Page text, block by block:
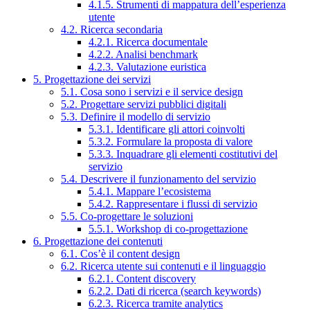
4.1.5. Strumenti di mappatura dell’esperienza
utente
4.2. Ricerca secondaria
4.2.1. Ricerca documentale
4.2.2. Analisi benchmark
4.2.3. Valutazione euristica
5. Progettazione dei servizi
5.1. Cosa sono i servizi e il service design
5.2. Progettare servizi pubblici digitali
5.3. Definire il modello di servizio
5.3.1. Identificare gli attori coinvolti
5.3.2. Formulare la proposta di valore
5.3.3. Inquadrare gli elementi costitutivi del
servizio
5.4. Descrivere il funzionamento del servizio
5.4.1. Mappare l’ecosistema
5.4.2. Rappresentare i flussi di servizio
5.5. Co-progettare le soluzioni
5.5.1. Workshop di co-progettazione
6. Progettazione dei contenuti
6.1. Cos’è il content design
6.2. Ricerca utente sui contenuti e il linguaggio
6.2.1. Content discovery
6.2.2. Dati di ricerca (search keywords)
6.2.3. Ricerca tramite analytics